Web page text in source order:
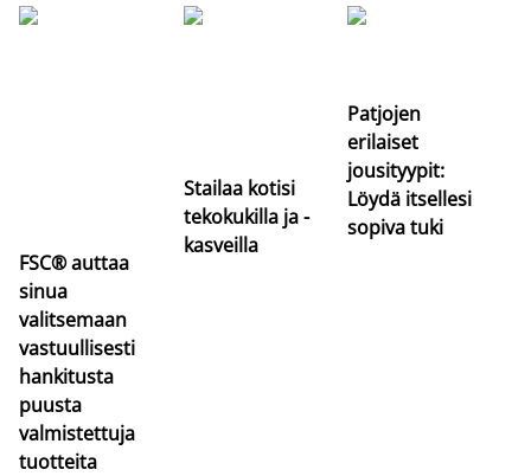
FSC® auttaa
sinua
valitsemaan
vastuullisesti
hankitusta
puusta
valmistettuja
tuotteita
Stailaa kotisi
tekokukilla ja -
kasveilla
Patjojen
erilaiset
jousityypit:
Löydä itsellesi
sopiva tuki